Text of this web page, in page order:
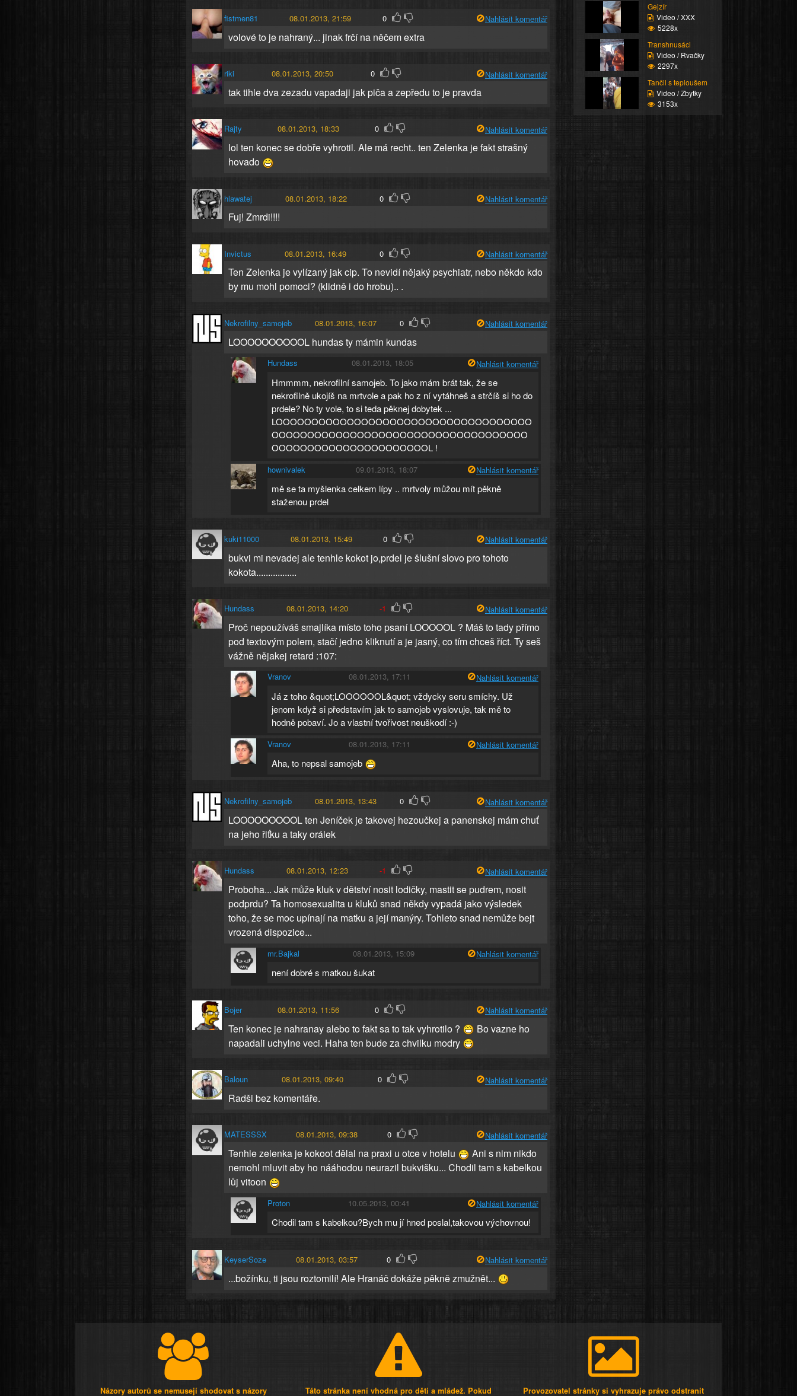
fistmen81 08.01.2013, 21:59 0 Nahlásit komentář
volové to je nahraný... jinak frčí na něčem extra
riki 08.01.2013, 20:50 0 Nahlásit komentář
tak tihle dva zezadu vapadaji jak piča a zepředu to je pravda
Rajty 08.01.2013, 18:33 0 Nahlásit komentář
lol ten konec se dobře vyhrotil. Ale má recht.. ten Zelenka je fakt strašný
hovado
hlawatej 08.01.2013, 18:22 0 Nahlásit komentář
Fuj! Zmrdi!!!!
Invictus 08.01.2013, 16:49 0 Nahlásit komentář
Ten Zelenka je vylízaný jak cip. To nevidí nějaký psychiatr, nebo někdo kdo
by mu mohl pomoci? (klidně i do hrobu).. .
Nekrofilny_samojeb 08.01.2013, 16:07 0 Nahlásit komentář
LOOOOOOOOOOL hundas ty mámin kundas
Hundass 08.01.2013, 18:05 Nahlásit komentář
Hmmmm, nekrofilní samojeb. To jako mám brát tak, že se
nekrofilně ukojíš na mrtvole a pak ho z ní vytáhneš a strčíš si ho do
prdele? No ty vole, to si teda pěknej dobytek ...
LOOOOOOOOOOOOOOOOOOOOOOOOOOOOOOOOOOOO
OOOOOOOOOOOOOOOOOOOOOOOOOOOOOOOOOOOO
OOOOOOOOOOOOOOOOOOOOOOL !
hownivalek 09.01.2013, 18:07 Nahlásit komentář
mě se ta myšlenka celkem lípy .. mrtvoly můžou mít pěkně
staženou prdel
kuki11000 08.01.2013, 15:49 0 Nahlásit komentář
bukvi mi nevadej ale tenhle kokot jo,prdel je šlušní slovo pro tohoto
kokota.................
Hundass 08.01.2013, 14:20 -1 Nahlásit komentář
Proč nepoužíváš smajlíka místo toho psaní LOOOOOL ? Máš to tady přímo
pod textovým polem, stačí jedno kliknutí a je jasný, co tím chceš říct. Ty seš
vážně nějakej retard :107:
Vranov 08.01.2013, 17:11 Nahlásit komentář
Já z toho &quot;LOOOOOOL&quot; vždycky seru smíchy. Už
jenom když si představím jak to samojeb vyslovuje, tak mě to
hodně pobaví. Jo a vlastní tvořivost neuškodí :-)
Vranov 08.01.2013, 17:11 Nahlásit komentář
Aha, to nepsal samojeb
Nekrofilny_samojeb 08.01.2013, 13:43 0 Nahlásit komentář
LOOOOOOOOOL ten Jeníček je takovej hezoučkej a panenskej mám chuť
na jeho řiťku a taky orálek
Hundass 08.01.2013, 12:23 -1 Nahlásit komentář
Proboha... Jak může kluk v dětství nosit lodičky, mastit se pudrem, nosit
podprdu? Ta homosexualita u kluků snad někdy vypadá jako výsledek
toho, že se moc upínají na matku a její manýry. Tohleto snad nemůže bejt
vrozená dispozice...
mr.Bajkal 08.01.2013, 15:09 Nahlásit komentář
není dobré s matkou šukat
Bojer 08.01.2013, 11:56 0 Nahlásit komentář
Ten konec je nahranay alebo to fakt sa to tak vyhrotilo ?
Bo vazne ho
napadali uchylne veci. Haha ten bude za chvilku modry
Baloun 08.01.2013, 09:40 0 Nahlásit komentář
Radši bez komentáře.
MATESSSX 08.01.2013, 09:38 0 Nahlásit komentář
Tenhle zelenka je kokoot dělal na praxi u otce v hotelu
Ani s nim nikdo
nemohl mluvit aby ho nááhodou neurazil bukvišku... Chodil tam s kabelkou
lůj vitoon
Proton 10.05.2013, 00:41 Nahlásit komentář
Chodil tam s kabelkou?Bych mu jí hned poslal,takovou výchovnou!
KeyserSoze 08.01.2013, 03:57 0 Nahlásit komentář
...božínku, ti jsou roztomilí! Ale Hranáč dokáže pěkně zmužnět...
Gejzír
Video / XXX
5228x
Transhnusáci
Video / Rvačky
2297x
Tančil s teploušem
Video / Zbytky
3153x
Názory autorů se nemusejí shodovat s názory Táto stránka není vhodná pro děti a mládež. Pokud Provozovatel stránky si vyhrazuje právo odstranit